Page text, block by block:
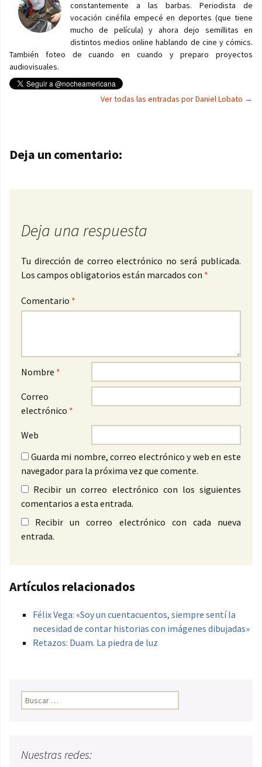
constantemente a las barbas. Periodista de
vocación cinéfila empecé en deportes (que tiene
mucho de película) y ahora dejo semillitas en
distintos medios online hablando de cine y cómics.
También foteo de cuando en cuando y preparo proyectos
audiovisuales.
Ver todas las entradas por Daniel Lobato →
Navegación de entradas
Deja un comentario:
Deja una respuesta
Tu dirección de correo electrónico no será publicada.
Los campos obligatorios están marcados con *
Comentario *
Nombre *
Correo
electrónico *
Web
Guarda mi nombre, correo electrónico y web en este
navegador para la próxima vez que comente.
Recibir un correo electrónico con los siguientes
comentarios a esta entrada.
Recibir un correo electrónico con cada nueva
entrada.
Artículos relacionados
Félix Vega: «Soy un cuentacuentos, siempre sentí la
necesidad de contar historias con imágenes dibujadas»
Retazos: Duam. La piedra de luz
Buscar:
Nuestras redes: